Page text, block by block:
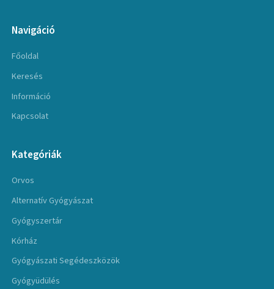
Navigáció
Főoldal
Keresés
Információ
Kapcsolat
Kategóriák
Orvos
Alternatív Gyógyászat
Gyógyszertár
Kórház
Gyógyászati Segédeszközök
Gyógyüdülés